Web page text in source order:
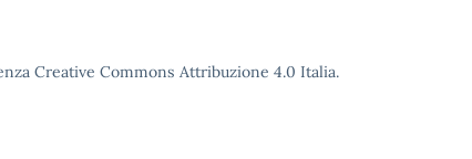
Creative Commons Attribuzione 4.0 Italia.